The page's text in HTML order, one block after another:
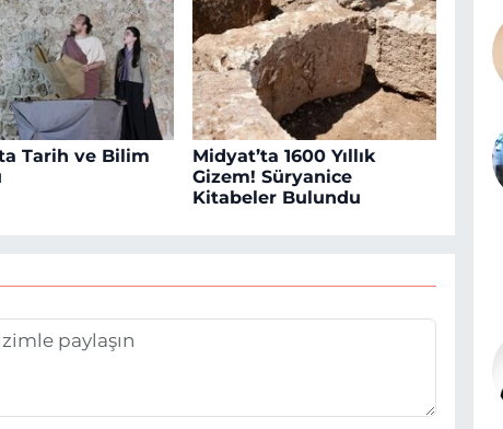
Tarih ve Bilim
Midyat’ta 1600 Yıllık
Gizem! Süryanice
Kitabeler Bulundu